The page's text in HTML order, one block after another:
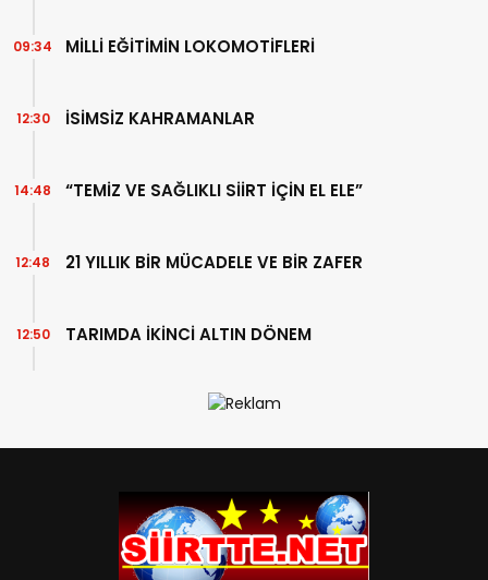
MİLLİ EĞİTİMİN LOKOMOTİFLERİ
09:34
İSİMSİZ KAHRAMANLAR
12:30
“TEMİZ VE SAĞLIKLI SİİRT İÇİN EL ELE”
14:48
21 YILLIK BİR MÜCADELE VE BİR ZAFER
12:48
TARIMDA İKİNCİ ALTIN DÖNEM
12:50